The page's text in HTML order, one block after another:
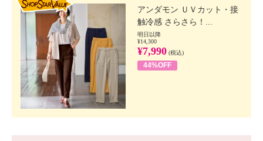
アンダモン ＵＶカット・接
触冷感 さらさら！...
明日以降
¥14,300
¥7,990 (税込)
44%OFF